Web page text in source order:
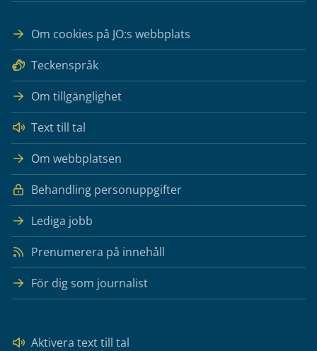
Om cookies på JO:s webbplats
Teckenspråk
Om tillgänglighet
Text till tal
Om webbplatsen
Behandling personuppgifter
Lediga jobb
Prenumerera på innehåll
För dig som journalist
Aktivera text till tal